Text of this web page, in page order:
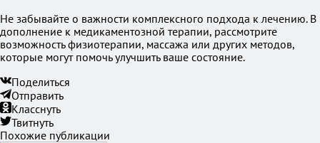
Не забывайте о важности комплексного подхода к лечению. В
дополнение к медикаментозной терапии, рассмотрите
возможность физиотерапии, массажа или других методов,
которые могут помочь улучшить ваше состояние.
Поделиться
Отправить
Класснуть
Твитнуть
Похожие публикации